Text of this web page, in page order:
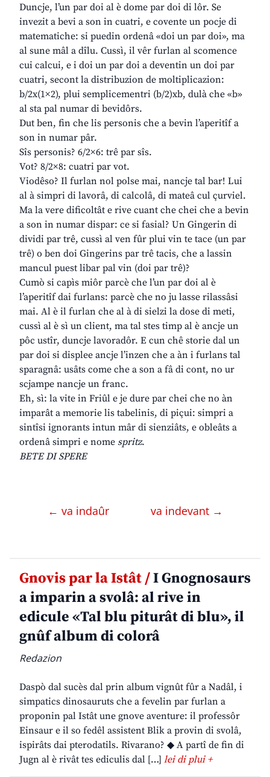
Duncje, l’un par doi al è dome par doi di lôr. Se
invezit a bevi a son in cuatri, e covente un pocje di
matematiche: si puedin ordenâ «doi un par doi», ma
al sune mâl a dîlu. Cussì, il vêr furlan al scomence
cui calcui, e i doi un par doi a deventin un doi par
cuatri, secont la distribuzion de moltiplicazion:
b/2x(1×2), plui semplicementri (b/2)xb, dulà che «b»
al sta pal numar di bevidôrs.
Dut ben, fin che lis personis che a bevin l’aperitîf a
son in numar pâr.
Sîs personis? 6/2×6: trê par sîs.
Vot? 8/2×8: cuatri par vot.
Viodêso? Il furlan nol polse mai, nancje tal bar! Lui
al à simpri di lavorâ, di calcolâ, di mateâ cul çurviel.
Ma la vere dificoltât e rive cuant che chei che a bevin
a son in numar dispar: ce si fasial? Un Gingerin di
dividi par trê, cussì al ven fûr plui vin te tace (un par
trê) o ben doi Gingerins par trê tacis, che a lassin
mancul puest libar pal vin (doi par trê)?
Cumò si capìs miôr parcè che l’un par doi al è
l’aperitîf dai furlans: parcè che no ju lasse rilassâsi
mai. Al è il furlan che al à di sielzi la dose di meti,
cussì al è sì un client, ma tal stes timp al è ancje un
pôc ustîr, duncje lavoradôr. E cun chê storie dal un
par doi si displee ancje l’inzen che a àn i furlans tal
sparagnâ: usâts come che a son a fâ di cont, no ur
scjampe nancje un franc.
Eh, sì: la vite in Friûl e je dure par chei che no àn
imparât a memorie lis tabelinis, di piçui: simpri a
sintîsi ignorants intun mâr di sienziâts, e obleâts a
ordenâ simpri e nome spritz.
BETE DI SPERE
← va indaûr va indevant →
Gnovis par la Istât /I Gnognosaurs
a imparin a svolâ: al rive in
edicule «Tal blu piturât di blu», il
gnûf album di colorâ
Redazion
Daspò dal sucès dal prin album vignût fûr a Nadâl, i
simpatics dinosauruts che a fevelin par furlan a
proponin pal Istât une gnove aventure: il professôr
Einsaur e il so fedêl assistent Blik a provin di svolâ,
ispirâts dai pterodatils. Rivarano? ◆ A partî de fin di
Jugn al è rivât tes ediculis dal […] lei di plui +